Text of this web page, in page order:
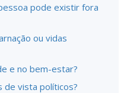
pode existir fora
ou vidas
e no bem-estar?
de vista políticos?